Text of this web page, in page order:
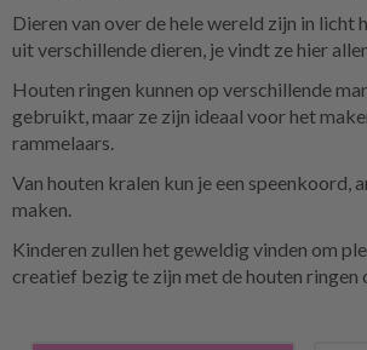
Dieren van over de hele wereld zijn in licht
uit verschillende dieren, je vindt ze hier
Houten ringen kunnen op verschillende
gebruikt, maar ze zijn ideaal voor het
rammelaars.
Van houten kralen kun je een speenkoord,
maken.
Kinderen zullen het geweldig vinden om
creatief bezig te zijn met de houten ringen